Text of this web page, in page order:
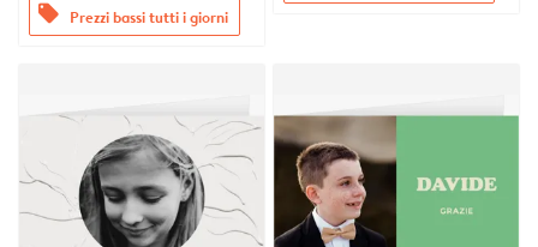
offers Prezzi bassi tutti i giorni